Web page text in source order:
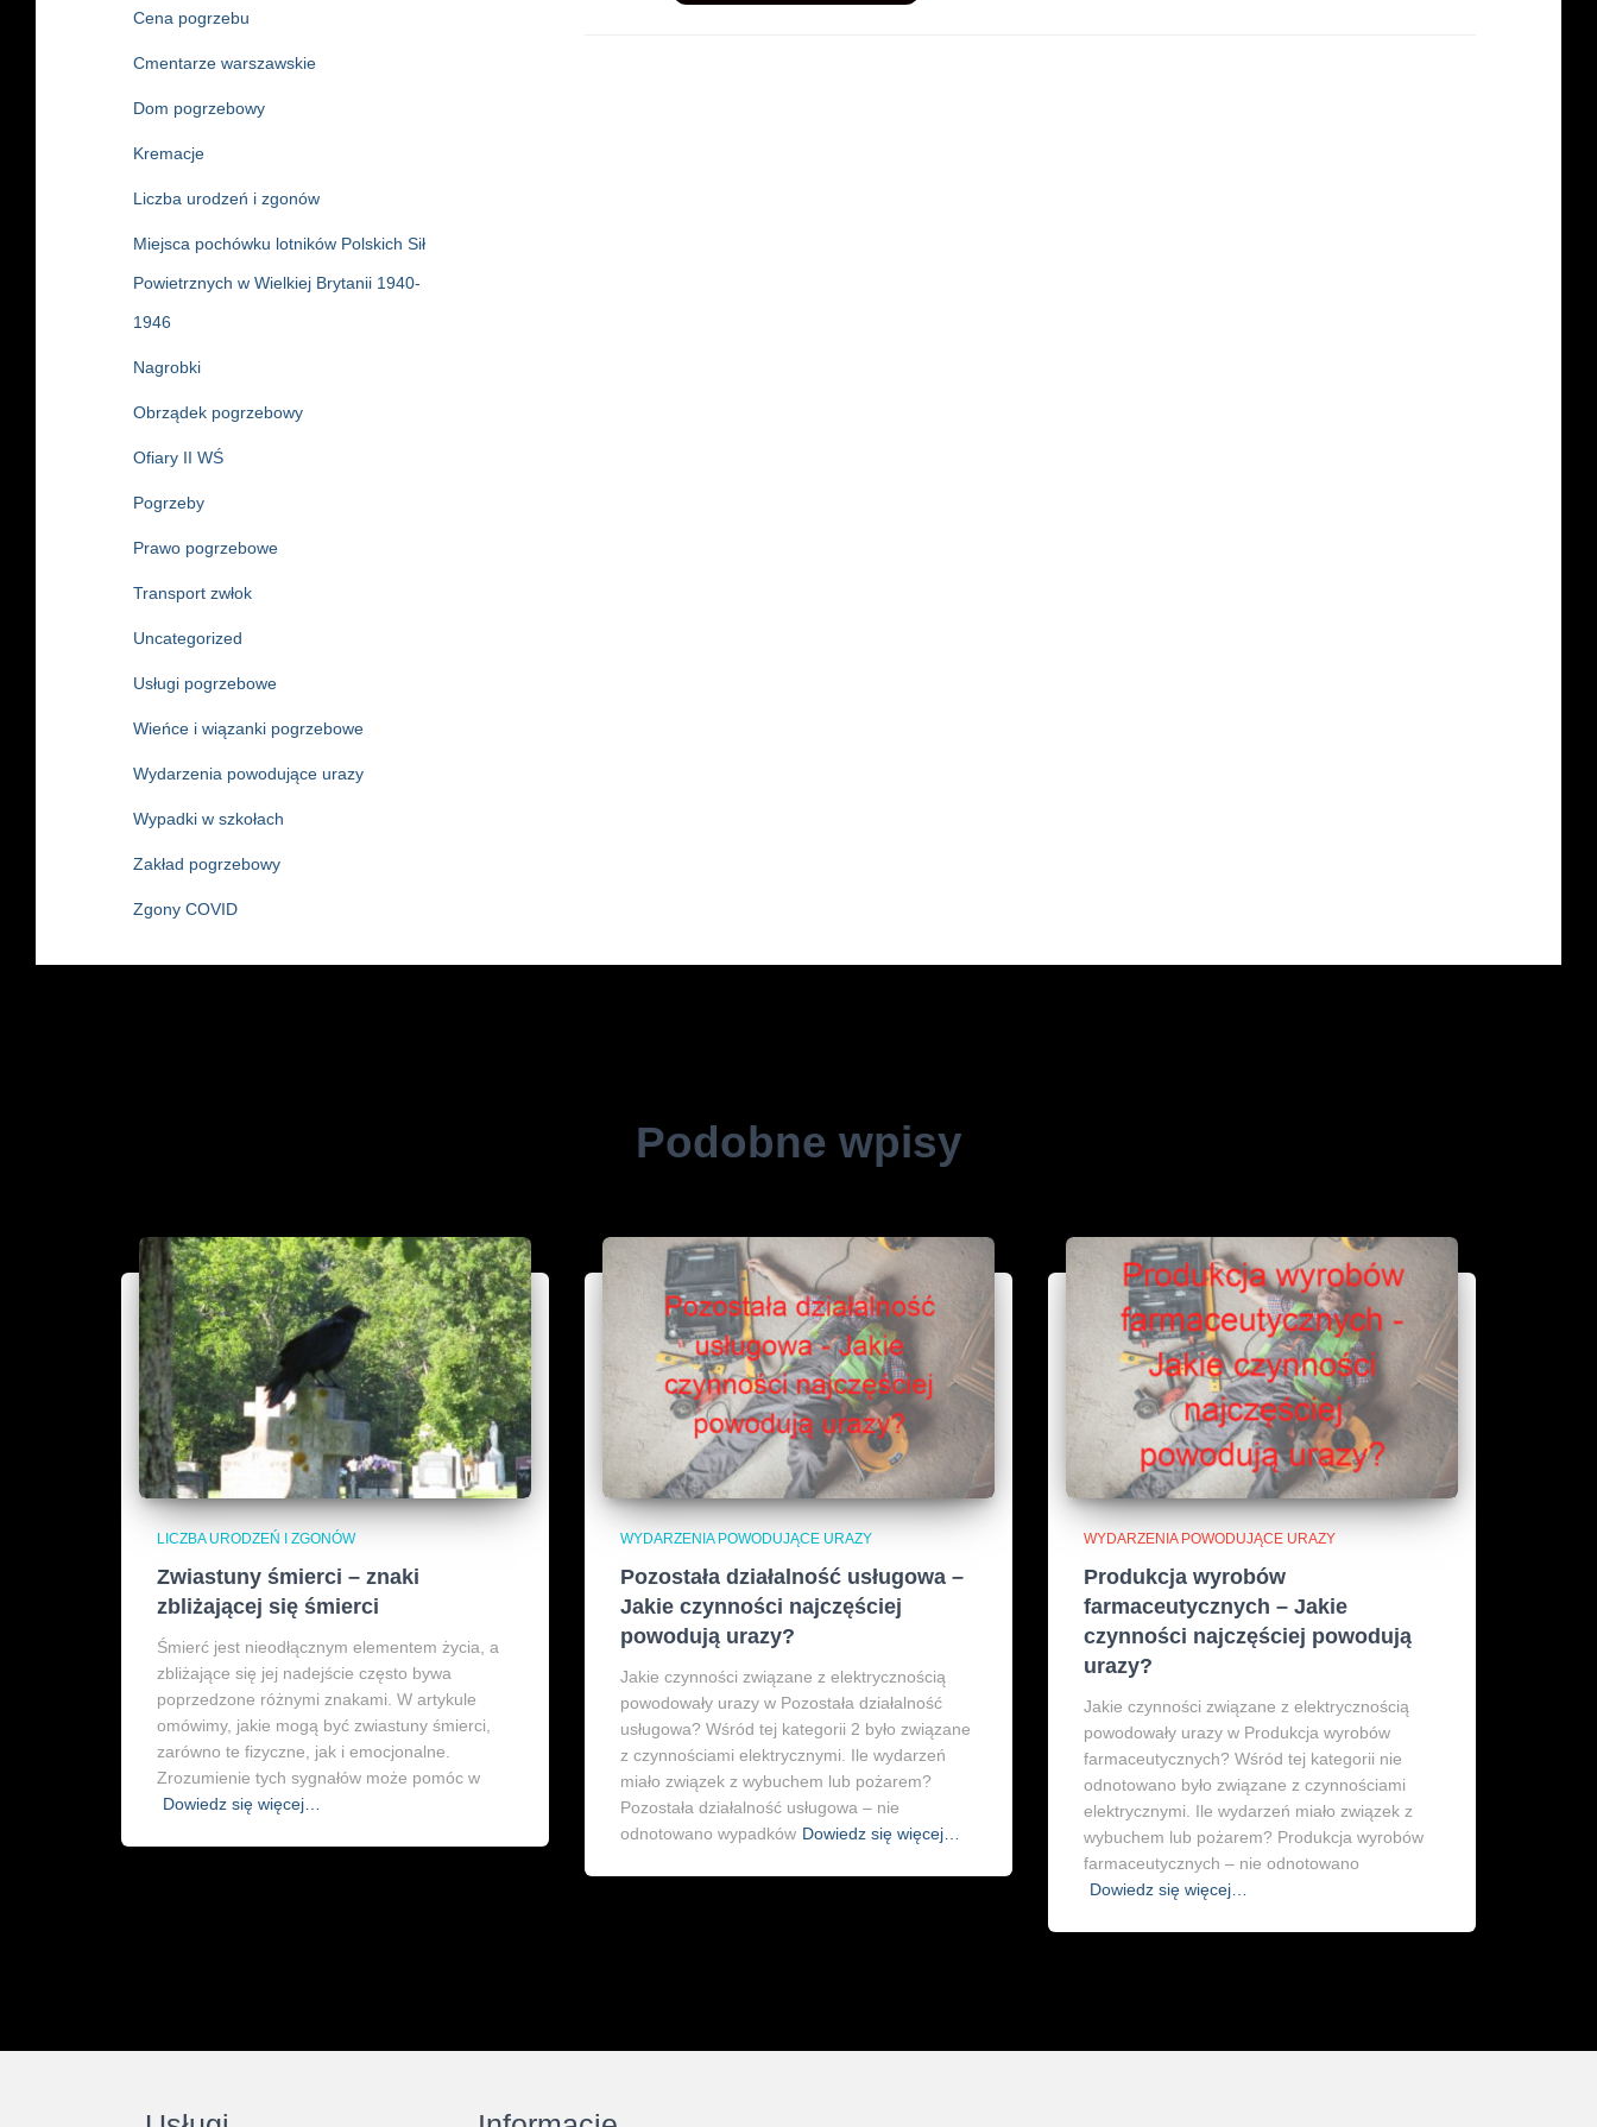
Cena pogrzebu
Cmentarze warszawskie
Dom pogrzebowy
Kremacje
Liczba urodzeń i zgonów
Miejsca pochówku lotników Polskich Sił
Powietrznych w Wielkiej Brytanii 1940-
1946
Nagrobki
Obrządek pogrzebowy
Ofiary II WŚ
Pogrzeby
Prawo pogrzebowe
Transport zwłok
Uncategorized
Usługi pogrzebowe
Wieńce i wiązanki pogrzebowe
Wydarzenia powodujące urazy
Wypadki w szkołach
Zakład pogrzebowy
Zgony COVID
Podobne wpisy
LICZBA URODZEŃ I ZGONÓW
Zwiastuny śmierci – znaki
zbliżającej się śmierci
Śmierć jest nieodłącznym elementem życia, a
zbliżające się jej nadejście często bywa
poprzedzone różnymi znakami. W artykule
omówimy, jakie mogą być zwiastuny śmierci,
zarówno te fizyczne, jak i emocjonalne.
Zrozumienie tych sygnałów może pomóc w
Dowiedz się więcej…
WYDARZENIA POWODUJĄCE URAZY
Pozostała działalność usługowa –
Jakie czynności najczęściej
powodują urazy?
Jakie czynności związane z elektrycznością
powodowały urazy w Pozostała działalność
usługowa? Wśród tej kategorii 2 było związane
z czynnościami elektrycznymi. Ile wydarzeń
miało związek z wybuchem lub pożarem?
Pozostała działalność usługowa – nie
odnotowano wypadków Dowiedz się więcej…
WYDARZENIA POWODUJĄCE URAZY
Produkcja wyrobów
farmaceutycznych – Jakie
czynności najczęściej powodują
urazy?
Jakie czynności związane z elektrycznością
powodowały urazy w Produkcja wyrobów
farmaceutycznych? Wśród tej kategorii nie
odnotowano było związane z czynnościami
elektrycznymi. Ile wydarzeń miało związek z
wybuchem lub pożarem? Produkcja wyrobów
farmaceutycznych – nie odnotowano
Dowiedz się więcej…